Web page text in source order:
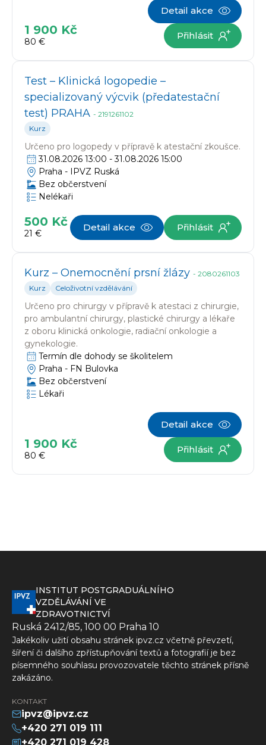
1 900 Kč
80 €
Detail akce
Přihlásit
Test – Klinická logopedie –
specializovaný výcvik (předatestační
test) PRAHA - 2191261102
Kurz
Určeno pro logopedy v přípravě k atestační zkoušce.
31.08.2026 13:00 -31.08.2026 15:00
Praha - IPVZ Ruská
Bez občerstvení
Nelékaři
500 Kč
21 €
Detail akce Přihlásit
Kurz – Onemocnění prsní žlázy - 2080261103
Kurz
Celoživotní vzdělávání
Určeno pro chirurgy v přípravě k atestaci z chirurgie,
pro ambulantní chirurgy, plastické chirurgy a lékaře
z oboru klinická onkologie, radiační onkologie a
gynekologie.
Termín dle dohody se školitelem
Praha - FN Bulovka
Bez občerstvení
Lékaři
1 900 Kč
80 €
Detail akce
Přihlásit
INSTITUT POSTGRADUÁLNÍHO
VZDĚLÁVÁNÍ VE
ZDRAVOTNICTVÍ
Ruská 2412/85, 100 00 Praha 10
Jakékoliv užití obsahu stránek ipvz.cz včetně převzetí,
šíření či dalšího zpřístupňování textů a fotografií je bez
písemného souhlasu provozovatele těchto stránek přísně
zakázáno.
KONTAKT
ipvz@ipvz.cz
+420 271 019 111
+420 271 019 428